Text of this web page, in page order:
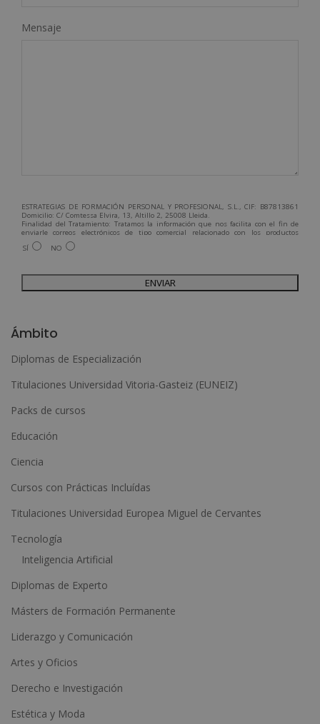
Mensaje
ESTRATEGIAS DE FORMACIÓN PERSONAL Y PROFESIONAL, S.L., CIF: B87813861
Domicilio: C/ Comtessa Elvira, 13, Altillo 2, 25008 Lleida.
Finalidad del Tratamiento: Tratamos la información que nos facilita con el fin de
enviarle correos electrónicos de tipo comercial relacionado con los productos
ofrecidos y otros tipo de productos que fueran de su interés.
Legitimación del tratamiento: Consentimiento del interesado.
Para más información consulte nuestra Política de Privacidad.
Desea recibir información comercial (vía telefónica y/o email):
SÍ NO
e
r
n
i
v
e
Ámbito
Diplomas de Especialización
Titulaciones Universidad Vitoria-Gasteiz (EUNEIZ)
Packs de cursos
Educación
Ciencia
Cursos con Prácticas Incluídas
Titulaciones Universidad Europea Miguel de Cervantes
Tecnología
Inteligencia Artificial
Diplomas de Experto
Másters de Formación Permanente
Liderazgo y Comunicación
Artes y Oficios
Derecho e Investigación
Estética y Moda